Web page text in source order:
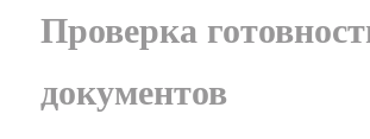
Проверка
документов